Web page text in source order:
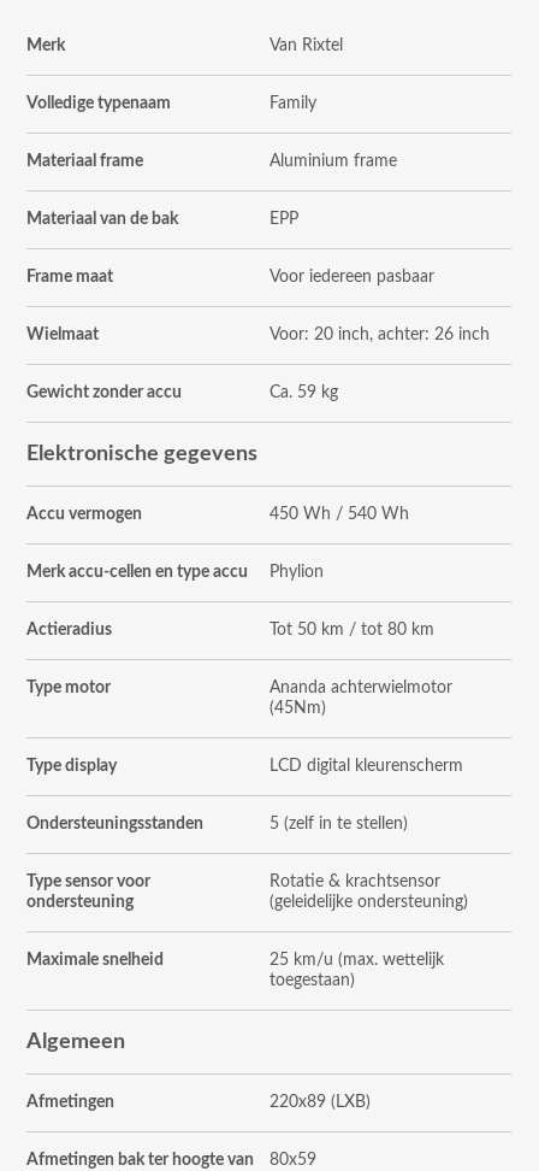
Merk Van Rixtel
Volledige typenaam Family
Materiaal frame Aluminium frame
Materiaal van de bak EPP
Frame maat Voor iedereen pasbaar
Wielmaat Voor: 20 inch, achter: 26 inch
Gewicht zonder accu Ca. 59 kg
Elektronische gegevens
Accu vermogen 450 Wh / 540 Wh
Merk accu-cellen en type accu Phylion
Actieradius Tot 50 km / tot 80 km
Type motor
Ananda achterwielmotor
(45Nm)
Type display LCD digital kleurenscherm
Ondersteuningsstanden 5 (zelf in te stellen)
Type sensor voor
ondersteuning
Rotatie & krachtsensor
(geleidelijke ondersteuning)
Maximale snelheid
25 km/u (max. wettelijk
toegestaan)
Algemeen
Afmetingen 220x89 (LXB)
Afmetingen bak ter hoogte van
80x59